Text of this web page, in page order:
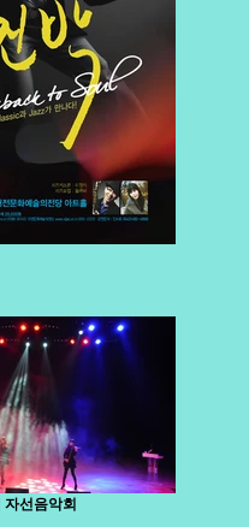
자선음악회